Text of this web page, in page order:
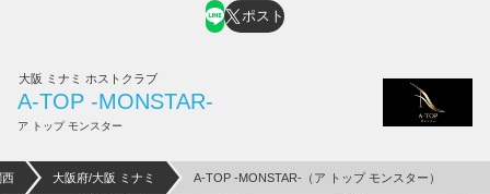
ポスト
大阪 ミナミ ホストクラブ
A-TOP -MONSTAR-
ア トップ モンスター
西 大阪府/大阪 ミナミ A-TOP -MONSTAR-（ア トップ モンスター）